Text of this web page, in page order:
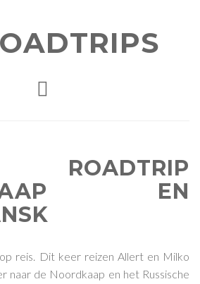
EN
reis. Dit keer reizen Allert en Milko
naar de Noordkaap en het Russische